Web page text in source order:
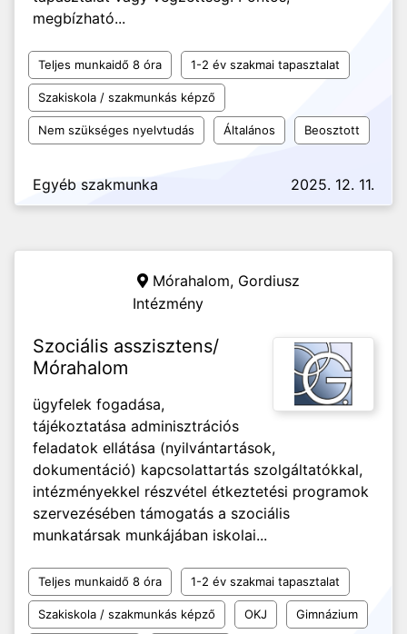
megbízható...
Teljes munkaidő 8 óra 1-2 év szakmai tapasztalat
Szakiskola / szakmunkás képző
Nem szükséges nyelvtudás Általános Beosztott
Egyéb szakmunka 2025. 12. 11.
Mórahalom, Gordiusz
Intézmény
Szociális asszisztens/
Mórahalom
ügyfelek fogadása,
tájékoztatása adminisztrációs
feladatok ellátása (nyilvántartások,
dokumentáció) kapcsolattartás szolgáltatókkal,
intézményekkel részvétel étkeztetési programok
szervezésében támogatás a szociális
munkatársak munkájában iskolai...
Teljes munkaidő 8 óra 1-2 év szakmai tapasztalat
Szakiskola / szakmunkás képző OKJ Gimnázium